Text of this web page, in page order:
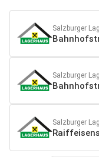
Salzburger
Salzburger
Salzburger